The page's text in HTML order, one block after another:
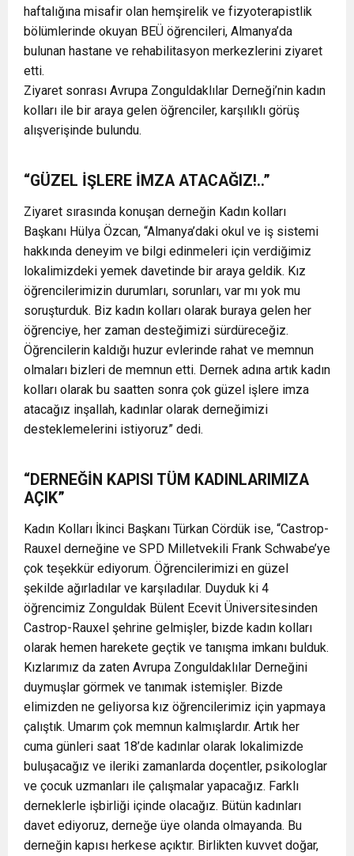
haftalığına misafir olan hemşirelik ve fizyoterapistlik
bölümlerinde okuyan BEÜ öğrencileri, Almanya’da
bulunan hastane ve rehabilitasyon merkezlerini ziyaret
etti.
Ziyaret sonrası Avrupa Zonguldaklılar Derneği’nin kadın
kolları ile bir araya gelen öğrenciler, karşılıklı görüş
alışverişinde bulundu.
“GÜZEL İŞLERE İMZA ATACAĞIZ!..”
Ziyaret sırasında konuşan derneğin Kadın kolları
Başkanı Hülya Özcan, “Almanya’daki okul ve iş sistemi
hakkında deneyim ve bilgi edinmeleri için verdiğimiz
lokalimizdeki yemek davetinde bir araya geldik. Kız
öğrencilerimizin durumları, sorunları, var mı yok mu
soruşturduk. Biz kadın kolları olarak buraya gelen her
öğrenciye, her zaman desteğimizi sürdüreceğiz.
Öğrencilerin kaldığı huzur evlerinde rahat ve memnun
olmaları bizleri de memnun etti. Dernek adına artık kadın
kolları olarak bu saatten sonra çok güzel işlere imza
atacağız inşallah, kadınlar olarak derneğimizi
desteklemelerini istiyoruz” dedi.
“DERNEĞİN KAPISI TÜM KADINLARIMIZA
AÇIK”
Kadın Kolları İkinci Başkanı Türkan Cördük ise, “Castrop-
Rauxel derneğine ve SPD Milletvekili Frank Schwabe’ye
çok teşekkür ediyorum. Öğrencilerimizi en güzel
şekilde ağırladılar ve karşıladılar. Duyduk ki 4
öğrencimiz Zonguldak Bülent Ecevit Üniversitesinden
Castrop-Rauxel şehrine gelmişler, bizde kadın kolları
olarak hemen harekete geçtik ve tanışma imkanı bulduk.
Kızlarımız da zaten Avrupa Zonguldaklılar Derneğini
duymuşlar görmek ve tanımak istemişler. Bizde
elimizden ne geliyorsa kız öğrencilerimiz için yapmaya
çalıştık. Umarım çok memnun kalmışlardır. Artık her
cuma günleri saat 18’de kadınlar olarak lokalimizde
buluşacağız ve ileriki zamanlarda doçentler, psikologlar
ve çocuk uzmanları ile çalışmalar yapacağız. Farklı
derneklerle işbirliği içinde olacağız. Bütün kadınları
davet ediyoruz, derneğe üye olanda olmayanda. Bu
derneğin kapısı herkese açıktır. Birlikten kuvvet doğar,